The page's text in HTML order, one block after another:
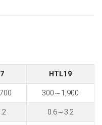
HTL19
300～1,900
0.6～3.2